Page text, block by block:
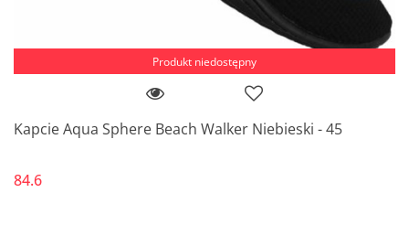
Produkt niedostępny
Kapcie Aqua Sphere Beach Walker Niebieski - 45
84.6